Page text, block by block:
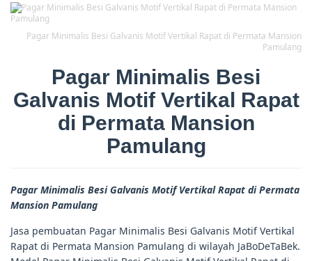
Pagar Minimalis Besi Galvanis Motif Vertikal Rapat di Permata Mansion
Pamulang
Pagar Minimalis Besi
Galvanis Motif Vertikal Rapat
di Permata Mansion
Pamulang
Pagar Minimalis Besi Galvanis Motif Vertikal Rapat di Permata
Mansion Pamulang
Jasa pembuatan Pagar Minimalis Besi Galvanis Motif Vertikal
Rapat di Permata Mansion Pamulang di wilayah JaBoDeTaBek.